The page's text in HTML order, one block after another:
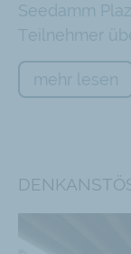
Seedamm
Teilnehmer
mehr lesen